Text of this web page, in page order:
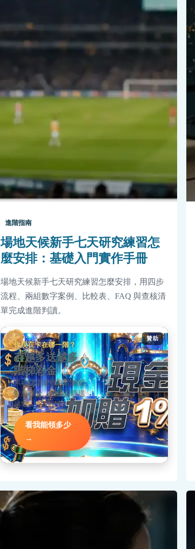
進階指南
場地天候新手七天研究練習怎
麼安排：基礎入門實作手冊
場地天候新手七天研究練習怎麼安排，用四步
流程、兩組數字案例、比較表、FAQ 與查核清
單完成進階判讀。
贊助
你現在卡在哪一階？
存越多送越多，
階梯彩金
累積儲值達標自動解鎖
對應彩金，階梯越高送
越狠。
看我能領多少
→